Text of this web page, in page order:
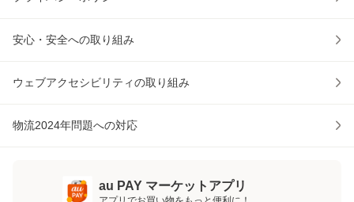
安心・安全への取り組み
ウェブアクセシビリティの取り組み
物流2024年問題への対応
au PAY マーケットアプリ